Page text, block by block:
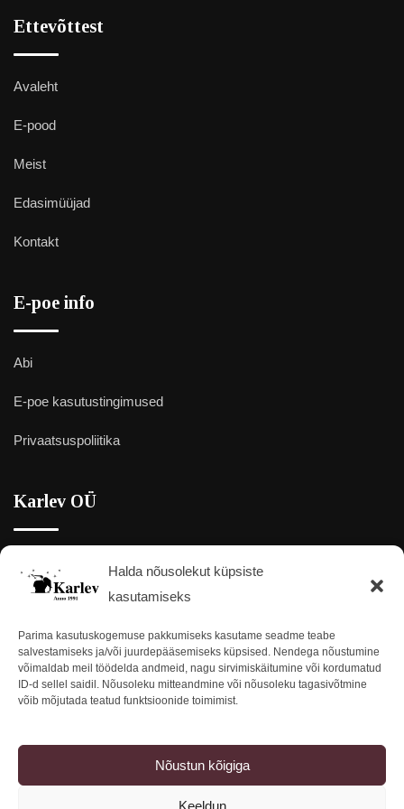
Halda nõusolekut küpsiste
kasutamiseks
Parima kasutuskogemuse pakkumiseks kasutame seadme teabe
salvestamiseks ja/või juurdepääsemiseks küpsised. Nendega nõustumine
võimaldab meil töödelda andmeid, nagu sirvimiskäitumine või kordumatud
ID-d sellel saidil. Nõusoleku mitteandmine või nõusoleku tagasivõtmine
võib mõjutada teatud funktsioonide toimimist.
Nõustun kõigiga
Keeldun
Ettevõttest
Avaleht
E-pood
Meist
Edasimüüjad
Kontakt
E-poe info
Abi
E-poe kasutustingimused
Privaatsuspoliitika
Karlev OÜ
Elektroni 2, Kristiine linnaosa, Tallinn 13415
Kaart:Google Maps
+372 657 9687
karlev@kristall.ee